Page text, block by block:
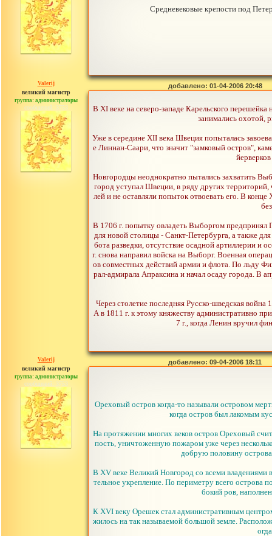
Средневековые крепости под
Valerij
великий магистр
группа: администраторы
сообщений: 3753
добавлено: 01-04-2006 20:48
В XI веке на северо-западе Карельского
занимались охотой,
Уже в середине XII века Швеция попыталась
е Линнан-Саари, что значит "замковый остров",
Новгородцы неоднократно пытались захватить
город уступал Швеции, в ряду других
лей и не оставляли попыток отвоевать его. В
В 1706 г. попытку овладеть Выборгом предпринял
для новой столицы - Санкт-Петербурга, а также
бота разведки, отсутствие осадной артиллерии и
г. снова направил войска на Выборг. Военная
ов совместных действий армии и флота. По льду
рал-адмирала Апраксина и начал осаду города. В
Через столетие последняя Русско-шведская
А в 1811 г. к этому княжеству административно
7 г., когда Ленин вручил
Valerij
великий магистр
группа: администраторы
сообщений: 3753
добавлено: 09-04-2006 18:11
Ореховый остров когда-то называли островом
когда остров был лакомым
На протяжении многих веков остров Ореховый
пость, уничтоженную пожаром уже через
добрую половину
В XV веке Великий Новгород со всеми владениями
тельное укрепление. По периметру всего острова
бокий ров,
К XVI веку Орешек стал административным
жилось на так называемой большой земле.